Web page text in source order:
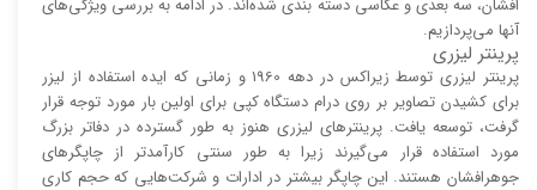
افشان، سه بعدی و عکاسی دسته بندی شده‌اند. در ادامه به بررسی ویژگی‌های
آنها می‌پردازیم.
پرینتر لیزری
پرینتر لیزری توسط زیراکس در دهه 1960 و زمانی که ایده استفاده از لیزر
برای کشیدن تصاویر بر روی درام دستگاه کپی برای اولین بار مورد توجه قرار
گرفت، توسعه یافت. پرینتر‌های لیزری هنوز به طور گسترده در دفاتر بزرگ
مورد استفاده قرار می‌گیرند زیرا به طور سنتی کارآمد‌‌تر از چاپگر‌های
جوهرافشان هستند. این چاپگر بیشتر در ادارات و شرکت‌هایی که حجم کاری